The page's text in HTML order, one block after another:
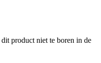
product niet te boren in de